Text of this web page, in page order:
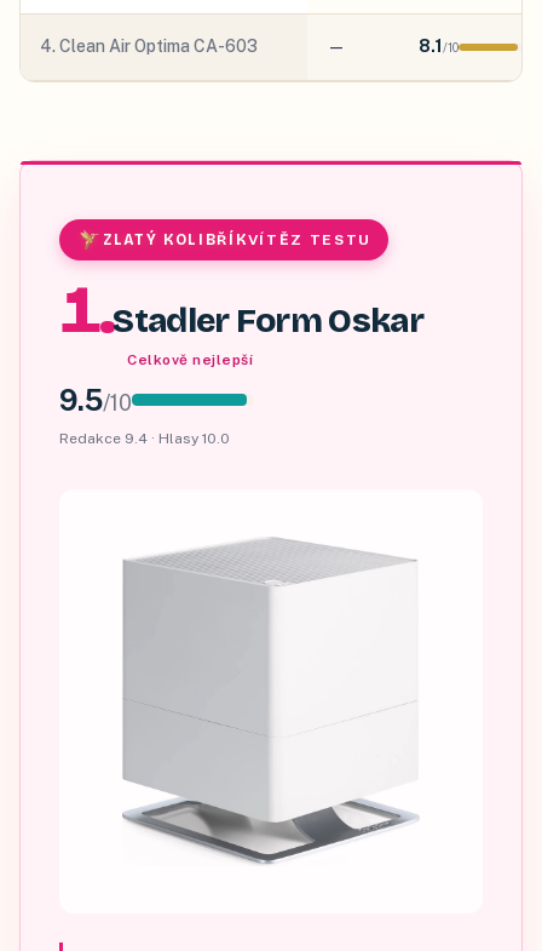
4. Clean Air Optima CA-603 — 8.1 /10
ZLATÝ KOLIBŘÍKVÍTĚZ TESTU
1.Stadler Form Oskar
Celkově nejlepší
9.5/10
Redakce 9.4 · Hlasy 10.0